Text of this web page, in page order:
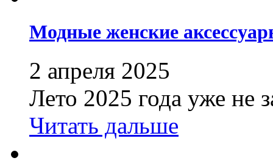
Модные женские
2 апреля 2025
Лето 2025 года уже не
Читать дальше